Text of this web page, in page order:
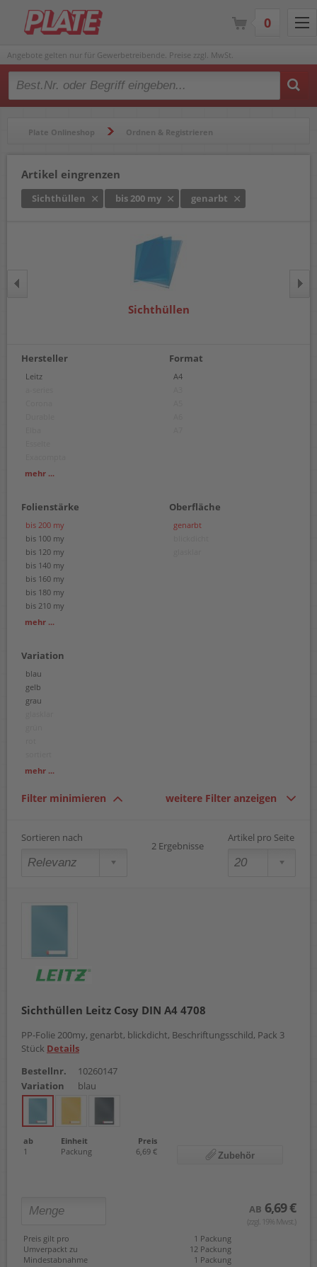
Angebote gelten nur für Gewerbetreibende. Preise zzgl. MwSt.
Type 2 or more characters for results.
Plate Onlineshop Ordnen & Registrieren
Artikel eingrenzen
Sichthüllen bis 200 my genarbt
Sichthüllen
Hersteller
Leitz
Oxford
mehr ...
Format
A4
Folienstärke
bis 200 my
bis 100 my
bis 120 my
bis 140 my
bis 160 my
bis 180 my
bis 210 my
bis 300 my
mehr ...
Oberfläche
genarbt
Variation
blau
gelb
grau
transparent
mehr ...
Filter minimieren weitere Filter anzeigen
Sortieren nach
2 Ergebnisse
Artikel pro Seite
Sichthüllen Leitz Cosy DIN A4 4708
PP-Folie 200my, genarbt, blickdicht, Beschriftungsschild, Pack 3
Stück Details
Bestellnr.
10260147
Variation
blau
ab Einheit
Preis
1
Packung 6,69 € Zubehör
AB 6,69 €
(zzgl. 19% Mwst.)
Preis gilt pro
1 Packung
Umverpackt zu
12 Packung
Mindestabnahme
1 Packung
0